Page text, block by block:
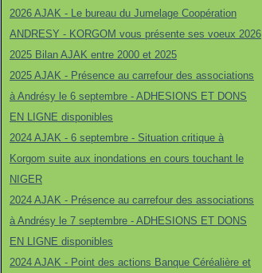
2026 AJAK - Le bureau du Jumelage Coopération
ANDRESY - KORGOM vous présente ses voeux 2026
2025 Bilan AJAK entre 2000 et 2025
2025 AJAK - Présence au carrefour des associations
à Andrésy le 6 septembre - ADHESIONS ET DONS
EN LIGNE disponibles
2024 AJAK - 6 septembre - Situation critique à
Korgom suite aux inondations en cours touchant le
NIGER
2024 AJAK - Présence au carrefour des associations
à Andrésy le 7 septembre - ADHESIONS ET DONS
EN LIGNE disponibles
2024 AJAK - Point des actions Banque Céréalière et